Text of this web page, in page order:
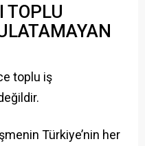
TOPLU
toplu iş
Türkiye’nin her